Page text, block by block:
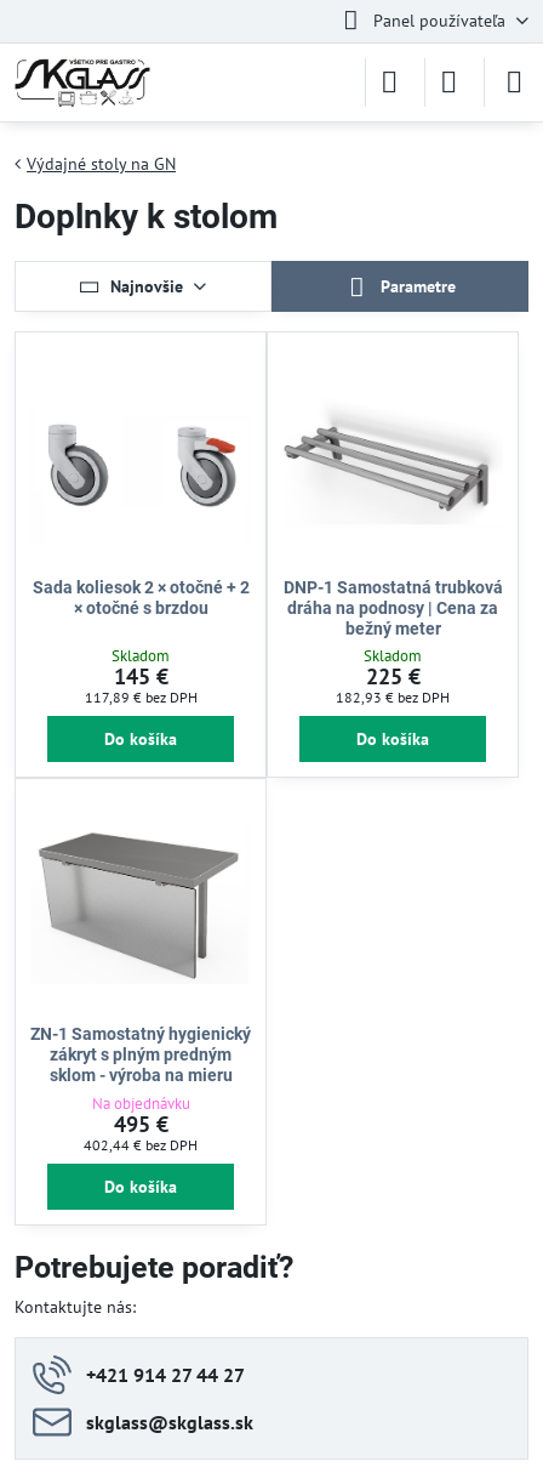
Panel používateľa
Výdajné stoly na GN
Doplnky k stolom
Najnovšie Parametre
Sada koliesok 2 × otočné + 2
× otočné s brzdou
Skladom
145 €
117,89 € bez DPH
Do košíka
DNP-1 Samostatná trubková
dráha na podnosy | Cena za
bežný meter
Skladom
225 €
182,93 € bez DPH
Do košíka
ZN-1 Samostatný hygienický
zákryt s plným predným
sklom - výroba na mieru
Na objednávku
495 €
402,44 € bez DPH
Do košíka
Potrebujete poradiť?
Kontaktujte nás:
+421 914 27 44 27
skglass​@skglass​.sk